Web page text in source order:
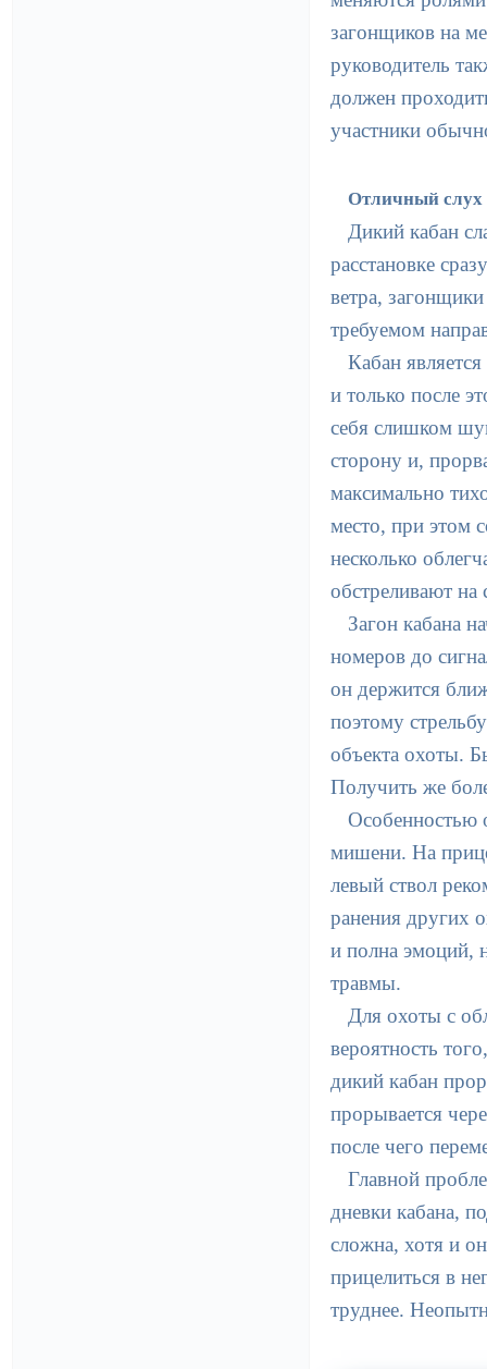
загонщиков на
руководитель
должен
участники
Отличный слух
Дикий кабан
расстановке
ветра,
требуемом
Кабан
и только после
себя слишком
сторону и,
максимально
место, при этом
несколько
обстреливают на
Загон кабана
номеров до
он держится
поэтому
объекта охоты.
Получить же
Особенностью
мишени. На
левый ствол
ранения других
и полна эмоций,
травмы.
Для охоты с
вероятность
дикий кабан
прорывается
после чего
Главной
дневки кабана,
сложна, хотя и
прицелиться в
труднее.